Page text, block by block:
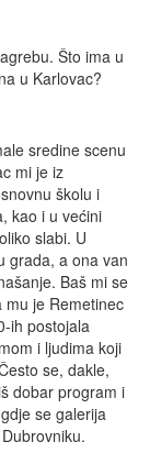
Što ima u
u Karlovac?
sredine scenu
mi je iz
školu i
kao i u većini
slabi. U
grada, a ona van
Baš mi se
mu je Remetinec
ih postojala
i ljudima koji
se, dakle,
dobar program i
se galerija